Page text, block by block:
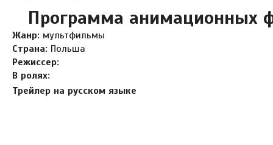
Программа анимационных
Жанр: мультфильмы
Страна: Польша
Режиссер:
В ролях:
Трейлер на русском языке